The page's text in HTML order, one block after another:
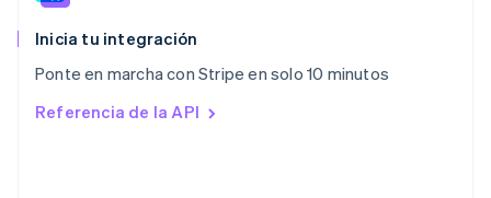
Inicia tu integración
Ponte en marcha con Stripe en solo 10 minutos
Referencia de la API
Reino Unido
English
English
English